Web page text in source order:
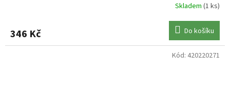
Skladem (1 ks)
346 Kč Do košíku
Kód: 420220271